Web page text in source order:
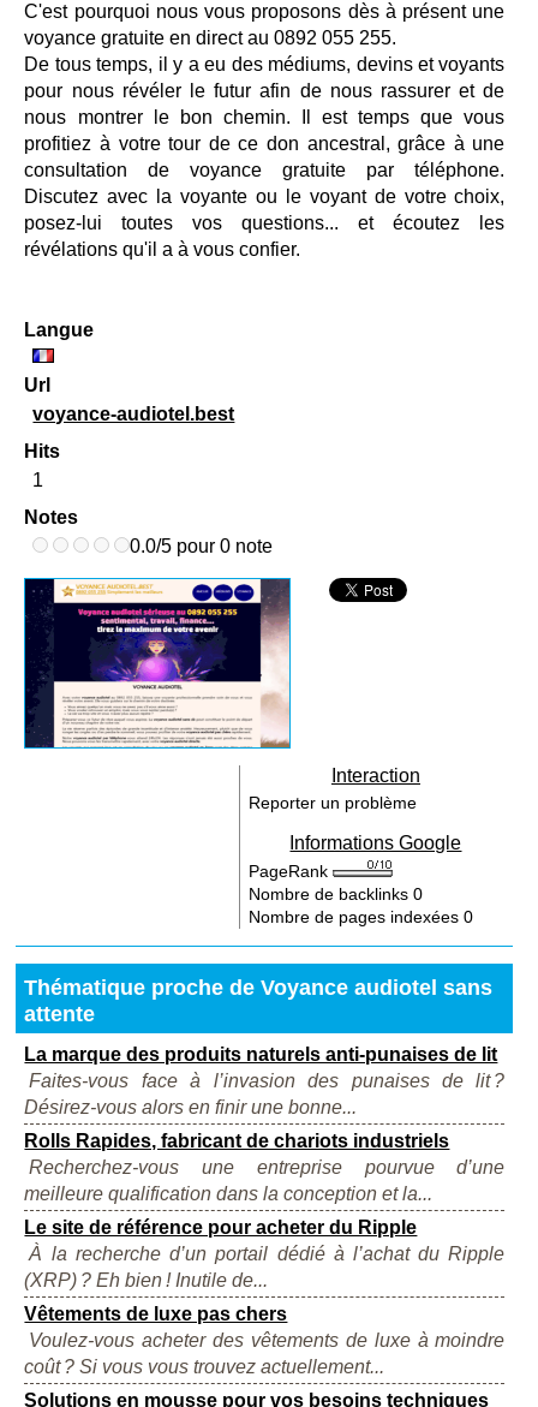
C'est pourquoi nous vous proposons dès à présent une
voyance gratuite en direct au 0892 055 255.
De tous temps, il y a eu des médiums, devins et voyants
pour nous révéler le futur afin de nous rassurer et de
nous montrer le bon chemin. Il est temps que vous
profitiez à votre tour de ce don ancestral, grâce à une
consultation de voyance gratuite par téléphone.
Discutez avec la voyante ou le voyant de votre choix,
posez-lui toutes vos questions... et écoutez les
révélations qu'il a à vous confier.
Langue
Url
voyance-audiotel.best
Hits
1
Notes
0.0/5 pour 0 note
Interaction
Reporter un problème
Informations Google
PageRank
Nombre de backlinks0
Nombre de pages indexées0
Thématique proche de Voyance audiotel sans
attente
La marque des produits naturels anti-punaises de lit
Faites-vous face à l’invasion des punaises de lit ?
Désirez-vous alors en finir une bonne...
Rolls Rapides, fabricant de chariots industriels
Recherchez-vous une entreprise pourvue d’une
meilleure qualification dans la conception et la...
Le site de référence pour acheter du Ripple
À la recherche d’un portail dédié à l’achat du Ripple
(XRP) ? Eh bien ! Inutile de...
Vêtements de luxe pas chers
Voulez-vous acheter des vêtements de luxe à moindre
coût ? Si vous vous trouvez actuellement...
Solutions en mousse pour vos besoins techniques